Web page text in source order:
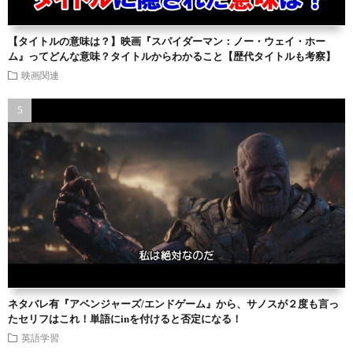
【タイトルの意味は？】映画『スパイダーマン：ノー・ウェイ・ホー
ム』ってどんな意味？タイトルからわかること【歴代タイトルも考察】
映画関連
ネタバレ有『アベンジャーズ/エンドゲーム』から、サノスが２度も言っ
たセリフはこれ！単語にinを付けると否定になる！
英語学習